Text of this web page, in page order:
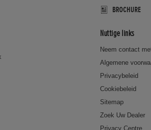
BROCHURE
Nuttige links
Neem contact
Algemene
Privacybeleid
Cookiebeleid
Sitemap
Zoek Uw Dealer
Privacy Centre